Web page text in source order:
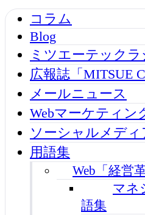
コラム
Blog
ミツエーテックラ
広報誌「MITSUE
メールニュース
Webマーケティン
ソーシャルメデ
用語集
Web「経営
マネ
語集